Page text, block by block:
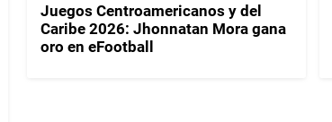
Juegos Centroamericanos y del
Caribe 2026: Jhonnatan Mora gana
oro en eFootball